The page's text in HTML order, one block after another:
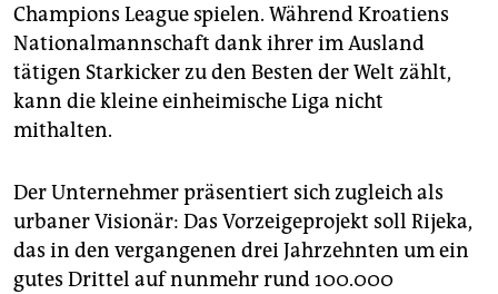
Champions League spielen. Während Kroatiens
Nationalmannschaft dank ihrer im Ausland
tätigen Starkicker zu den Besten der Welt zählt,
kann die kleine einheimische Liga nicht
mithalten.
Der Unternehmer präsentiert sich zugleich als
urbaner Visionär: Das Vorzeigeprojekt soll Rijeka,
das in den vergangenen drei Jahrzehnten um ein
gutes Drittel auf nunmehr rund 100.000